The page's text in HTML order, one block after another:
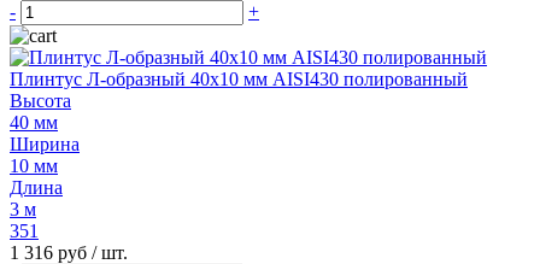
-
+
Плинтус Л-образный 40х10 мм AISI430 полированный
Высота
40 мм
Ширина
10 мм
Длина
3 м
351
1 316 руб / шт.